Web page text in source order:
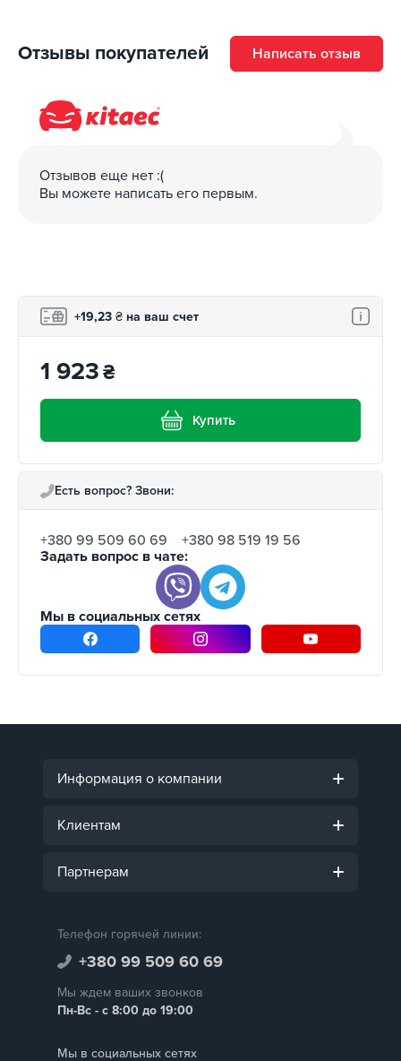
Отзывы покупателей Написать отзыв
Отзывов еще нет :(
Вы можете написать его первым.
+19,23 ₴ на ваш счет
1 923₴
Купить
Есть вопрос? Звони:
+380 99 509 60 69
+380 98 519 19 56
Задать вопрос в чате:
Мы в социальных сетях
Информация о компании
Клиентам
Партнерам
Телефон горячей линии:
+380 99 509 60 69
Мы ждем ваших звонков
Пн-Вс - с 8:00 до 19:00
Мы в социальных сетях